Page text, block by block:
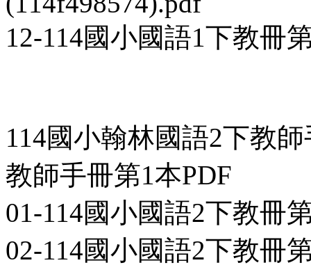
12-114國小國語1下教冊
114國小翰林國語2下教
教師手冊第1本PDF
01-114國小國語2下教冊
02-114國小國語2下教冊